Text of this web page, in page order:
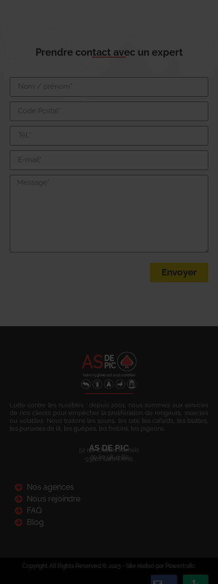
Prendre contact avec un expert
Envoyer
Lutte contre les nuisibles : depuis 2001, nous sommes aux services
de nos clients pour empêcher la prolifération de rongeurs, insectes
ou volatiles. Nous traitons les souris, les rats, les cafards, les blattes,
les punaises de lit, les guêpes, les frelons, les pigeons.
AS DE PIC
52 rue Charles Michels
93200 Saint-Denis
09 80 08 41 80
Nos agences
Nous rejoindre
FAQ
Blog
Copyright All Rights Reserved © 2023 - Site réalisé par Powertrafic